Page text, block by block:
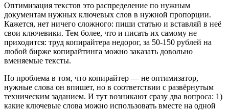
Оптимизация текстов это распределение по нужным
документам нужных ключевых слов в нужной пропорции.
Кажется, нет ничего сложного: пиши статью и вставляй в неё
свои ключевики. Тем более, что и писать их самому не
приходится: труд копирайтера недорог, за 50-150 рублей на
любой бирже копирайтинга можно заказать довольно
вменяемые тексты.
Но проблема в том, что копирайтер — не оптимизатор,
нужные слова он впишет, но в соответствии с развёрнутым
техническим заданием. И тут возникают сразу два вопроса: 1)
какие ключевые слова можно использовать вместе на одной